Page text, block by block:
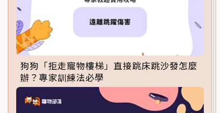
狗狗「拒走寵物樓梯」直接跳床跳沙發怎麼
辦？專家訓練法必學